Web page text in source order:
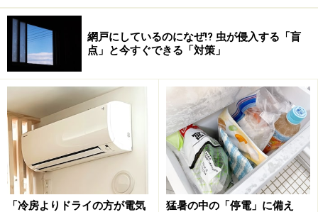
ワイヤーがついている中ぶたの上にバターを置く
次にバターの上にふたを置き、手全体でゆっくりと押し
てバターを沈めていきます。
バターの上にふたを置いてゆっくりと押す
すると、バターがワイヤーでカットされ、細かくなった
網戸にしているのになぜ!? 虫が侵入する「盲
点」と今すぐできる「対策」
「冷房よりドライの方が電気
猛暑の中の「停電」に備え